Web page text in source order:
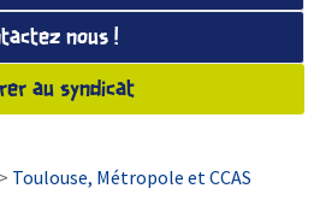
nous !
au syndicat
> Toulouse, Métropole et CCAS